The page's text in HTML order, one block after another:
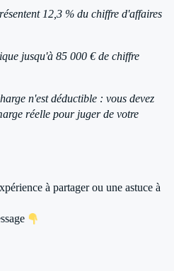
12,3 % du chiffre d'affaires
jusqu'à 85 000 € de chiffre
n'est déductible : vous devez
réelle pour juger de votre
à partager ou une astuce à